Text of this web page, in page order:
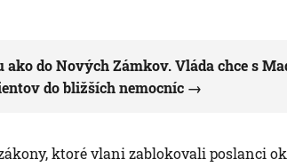
ako do Nových Zámkov. Vláda chce s
do bližších nemocníc
ktoré vlani zablokovali poslanci